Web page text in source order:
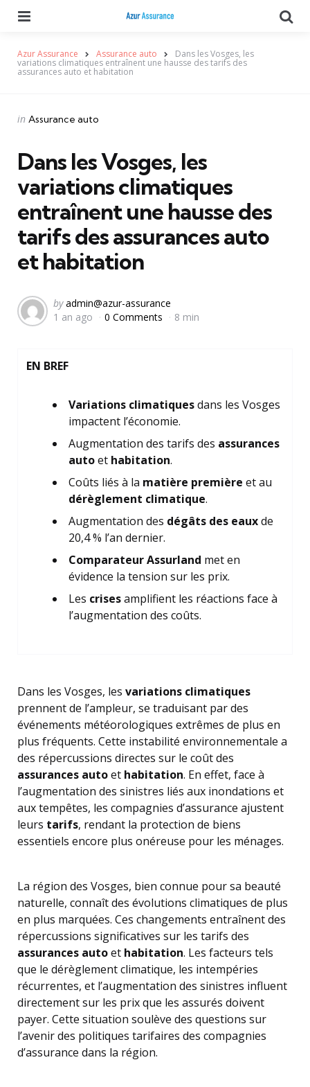
Azur Assurance Assurance auto Dans les Vosges, les
variations climatiques entraînent une hausse des tarifs des
assurances auto et habitation
Categories
Posted
in Assurance auto
Dans les Vosges, les
variations climatiques
entraînent une hausse des
tarifs des assurances auto
et habitation
Posted
by
by admin@azur-assurance
1 an ago
0 Comments 8 min
EN BREF
Variations climatiquesdans les Vosges
impactent l’économie.
Augmentation des tarifs des assurances
autoet habitation.
Coûts liés à la matière première et au
dérèglement climatique.
Augmentation des dégâts des eauxde
20,4 % l’an dernier.
Comparateur Assurland met en
évidence la tension sur les prix.
Les crisesamplifient les réactions face à
l’augmentation des coûts.
Dans les Vosges, les variations climatiques
prennent de l’ampleur, se traduisant par des
événements météorologiques extrêmes de plus en
plus fréquents. Cette instabilité environnementale a
des répercussions directes sur le coût des
assurances autoet habitation. En effet, face à
l’augmentation des sinistres liés aux inondations et
aux tempêtes, les compagnies d’assurance ajustent
leurs tarifs, rendant la protection de biens
essentiels encore plus onéreuse pour les ménages.
La région des Vosges, bien connue pour sa beauté
naturelle, connaît des évolutions climatiques de plus
en plus marquées. Ces changements entraînent des
répercussions significatives sur les tarifs des
assurances autoet habitation. Les facteurs tels
que le dérèglement climatique, les intempéries
récurrentes, et l’augmentation des sinistres influent
directement sur les prix que les assurés doivent
payer. Cette situation soulève des questions sur
l’avenir des politiques tarifaires des compagnies
d’assurance dans la région.